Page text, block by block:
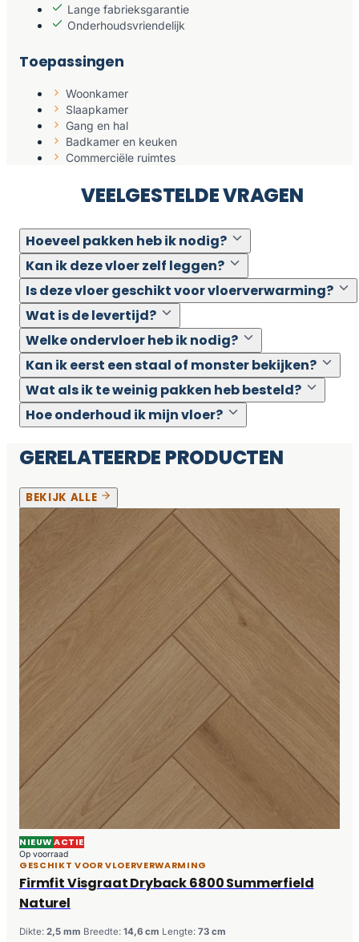
Lange fabrieksgarantie
Onderhoudsvriendelijk
Toepassingen
Woonkamer
Slaapkamer
Gang en hal
Badkamer en keuken
Commerciële ruimtes
VEELGESTELDE VRAGEN
Hoeveel pakken heb ik nodig?
Kan ik deze vloer zelf leggen?
Is deze vloer geschikt voor vloerverwarming?
Wat is de levertijd?
Welke ondervloer heb ik nodig?
Kan ik eerst een staal of monster bekijken?
Wat als ik te weinig pakken heb besteld?
Hoe onderhoud ik mijn vloer?
GERELATEERDE PRODUCTEN
BEKIJK ALLE
NIEUWACTIE
Op voorraad
GESCHIKT VOOR VLOERVERWARMING
Firmfit Visgraat Dryback 6800 Summerfield
Naturel
Dikte: 2,5 mm Breedte: 14,6 cm Lengte: 73 cm